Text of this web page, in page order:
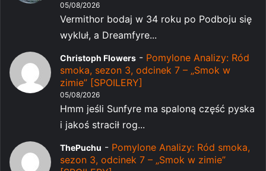
05/08/2026
Vermithor bodaj w 34 roku po Podboju się
wykluł, a Dreamfyre...
Christoph Flowers - Pomylone Analizy: Ród
smoka, sezon 3, odcinek 7 – „Smok w
zimie” [SPOILERY]
05/08/2026
Hmm jeśli Sunfyre ma spaloną część pyska
i jakoś stracił rog...
ThePuchu - Pomylone Analizy: Ród smoka,
sezon 3, odcinek 7 – „Smok w zimie”